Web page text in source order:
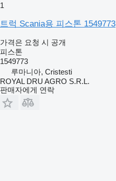
1
트럭 Scania용 피스톤 1549773
가격은 요청 시 공개
피스톤
1549773
루마니아, Cristesti
ROYAL DRU AGRO S.R.L.
판매자에게 연락